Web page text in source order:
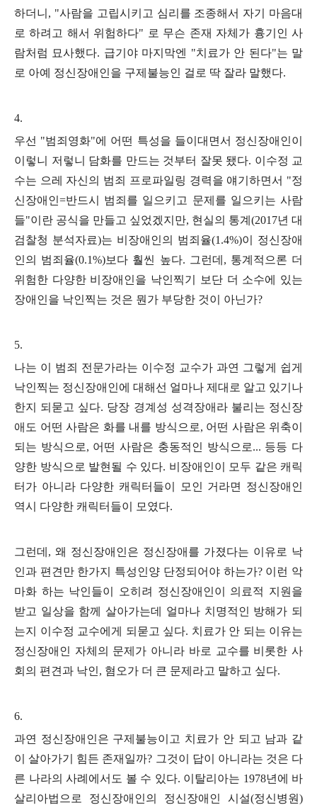
하더니 , "사람을 고립시키고 심리를 조종해서 자기 마음대
로 하려고 해서 위험하다" 로 무슨 존재 자체가 흉기인 사
람처럼 묘사했다. 급기야 마지막엔 "치료가 안 된다"는 말
로 아예 정신장애인을 구제불능인 걸로 딱 잘라 말했다.
4.
우선 "범죄영화"에 어떤 특성을 들이대면서 정신장애인이
이렇니 저렇니 담화를 만드는 것부터 잘못 됐다. 이수정 교
수는 으레 자신의 범죄 프로파일링 경력을 얘기하면서 "정
신장애인=반드시 범죄를 일으키고 문제를 일으키는 사람
들"이란 공식을 만들고 싶었겠지만, 현실의 통계 (2017년 대
검찰청 분석자료)는 비장애인의 범죄율(1.4%)이 정신장애
인의 범죄율(0.1%)보다 훨씬 높다. 그런데 , 통계적으론 더
위험한 다양한 비장애인을 낙인찍기 보단 더 소수에 있는
장애인을 낙인찍는 것은 뭔가 부당한 것이 아닌가?
5.
나는 이 범죄 전문가라는 이수정 교수가 과연 그렇게 쉽게
낙인찍는 정신장애인에 대해선 얼마나 제대로 알고 있기나
한지 되묻고 싶다. 당장 경계성 성격장애라 불리는 정신장
애도 어떤 사람은 화를 내를 방식으로, 어떤 사람은 위축이
되는 방식으로, 어떤 사람은 충동적인 방식으로... 등등 다
양한 방식으로 발현될 수 있다. 비장애인이 모두 같은 캐릭
터가 아니라 다양한 캐릭터들이 모인 거라면 정신장애인
역시 다양한 캐릭터들이 모였다.
그런데 , 왜 정신장애인은 정신장애를 가졌다는 이유로 낙
인과 편견만 한가지 특성인양 단정되어야 하는가? 이런 악
마화 하는 낙인들이 오히려 정신장애인이 의료적 지원을
받고 일상을 함께 살아가는데 얼마나 치명적인 방해가 되
는지 이수정 교수에게 되묻고 싶다. 치료가 안 되는 이유는
정신장애인 자체의 문제가 아니라 바로 교수를 비롯한 사
회의 편견과 낙인, 혐오가 더 큰 문제라고 말하고 싶다.
6.
과연 정신장애인은 구제불능이고 치료가 안 되고 남과 같
이 살아가기 힘든 존재일까? 그것이 답이 아니라는 것은 다
른 나라의 사례에서도 볼 수 있다. 이탈리아는 1978년에 바
살리아법으로 정신장애인의 정신장애인 시설(정신병원)